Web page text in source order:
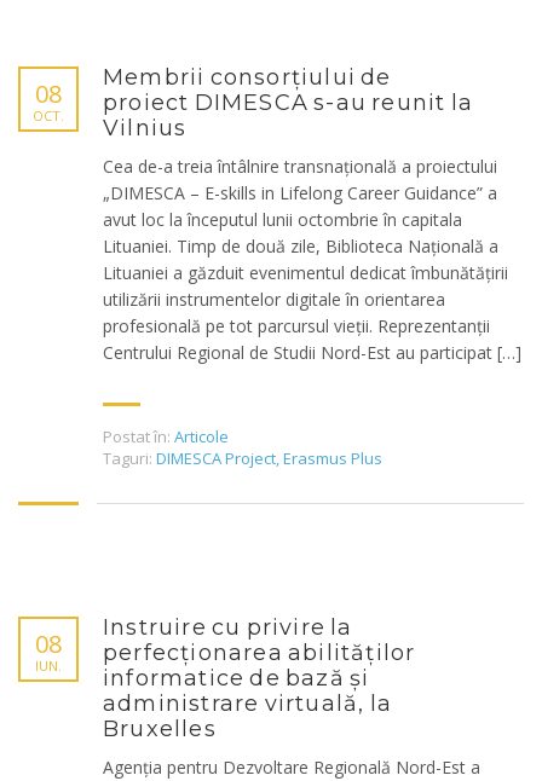
08
OCT.
Membrii consorțiului de
proiect DIMESCA s-au reunit la
Vilnius
Cea de-a treia întâlnire transnațională a proiectului
„DIMESCA – E-skills in Lifelong Career Guidance” a
avut loc la începutul lunii octombrie în capitala
Lituaniei. Timp de două zile, Biblioteca Națională a
Lituaniei a găzduit evenimentul dedicat îmbunătățirii
utilizării instrumentelor digitale în orientarea
profesională pe tot parcursul vieții. Reprezentanții
Centrului Regional de Studii Nord-Est au participat […]
Postat în: Articole
Taguri: DIMESCA Project,Erasmus Plus
08
IUN.
Instruire cu privire la
perfecționarea abilităților
informatice de bază și
administrare virtuală, la
Bruxelles
Agenția pentru Dezvoltare Regională Nord-Est a